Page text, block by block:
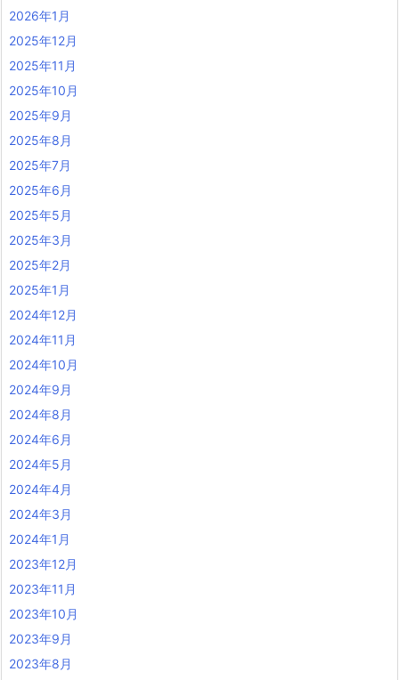
2026年1月
2025年12月
2025年11月
2025年10月
2025年9月
2025年8月
2025年7月
2025年6月
2025年5月
2025年3月
2025年2月
2025年1月
2024年12月
2024年11月
2024年10月
2024年9月
2024年8月
2024年6月
2024年5月
2024年4月
2024年3月
2024年1月
2023年12月
2023年11月
2023年10月
2023年9月
2023年8月